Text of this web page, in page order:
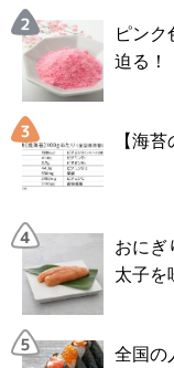
ピン
迫る！
【海
おにぎ
太子を
全国の